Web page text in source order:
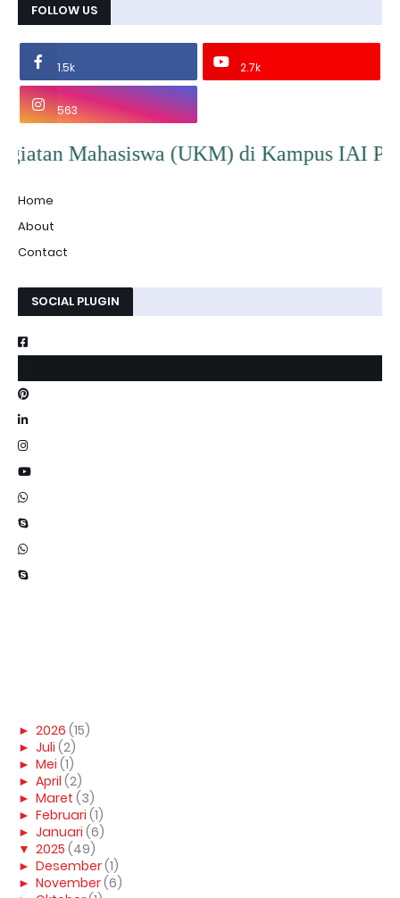
FOLLOW US
1.5k 2.7k
563
(UKM) di Kampus IAI Persis
Home
About
Contact
SOCIAL PLUGIN
► 2026 (15)
► Juli (2)
► Mei (1)
► April (2)
► Maret (3)
► Februari (1)
► Januari (6)
▼ 2025 (49)
► Desember(1)
► November(6)